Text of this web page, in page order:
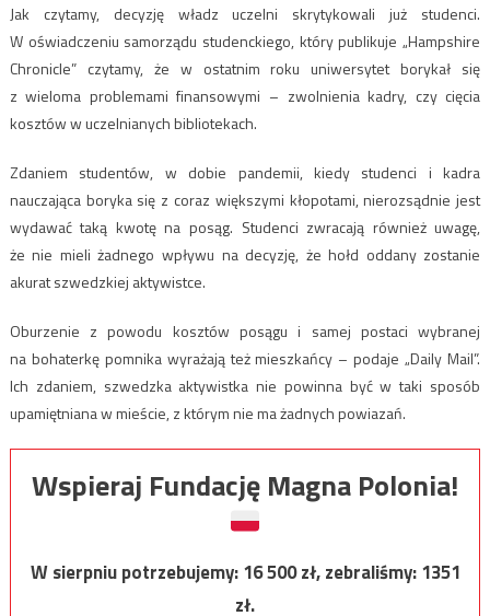
Jak czytamy, decyzję władz uczelni skrytykowali już studenci.
W oświadczeniu samorządu studenckiego, który publikuje „Hampshire
Chronicle” czytamy, że w ostatnim roku uniwersytet borykał się
z wieloma problemami finansowymi – zwolnienia kadry, czy cięcia
kosztów w uczelnianych bibliotekach.
Zdaniem studentów, w dobie pandemii, kiedy studenci i kadra
nauczająca boryka się z coraz większymi kłopotami, nierozsądnie jest
wydawać taką kwotę na posąg. Studenci zwracają również uwagę,
że nie mieli żadnego wpływu na decyzję, że hołd oddany zostanie
akurat szwedzkiej aktywistce.
Oburzenie z powodu kosztów posągu i samej postaci wybranej
na bohaterkę pomnika wyrażają też mieszkańcy – podaje „Daily Mail”.
Ich zdaniem, szwedzka aktywistka nie powinna być w taki sposób
upamiętniana w mieście, z którym nie ma żadnych powiazań.
Wspieraj Fundację Magna Polonia!
W sierpniu potrzebujemy:16 500zł, zebraliśmy:1351
zł.